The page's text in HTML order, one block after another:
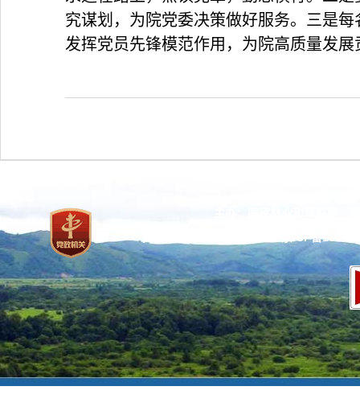
究谋划，为院党委决策做好服务。三是
发挥党员先锋模范作用，为院高质量发
京ICP备